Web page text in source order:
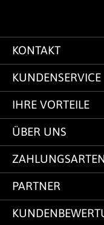
KONTAKT
KUNDENSERVICE
IHRE VORTEILE
ÜBER UNS
ZAHLUNGSARTEN
PARTNER